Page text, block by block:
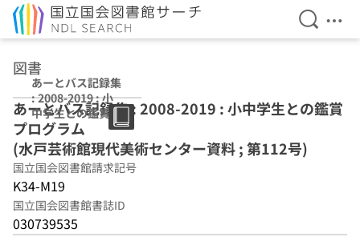
検索を
メ
図書
あーとバス記録集
: 2008-2019 : 小
中学生との鑑賞プ
ログラム (水戸芸
術館現代美術セン
ター資料 ; 第112
号)
あーとバス記録集 : 2008-2019 : 小中学生との鑑賞
プログラム
(水戸芸術館現代美術センター資料 ; 第112号)
国立国会図書館請求記号
K34-M19
国立国会図書館書誌ID
030739535